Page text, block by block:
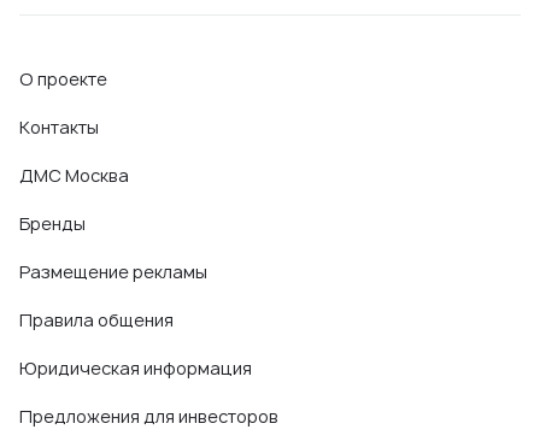
О проекте
Контакты
ДМС Москва
Бренды
Размещение рекламы
Правила общения
Юридическая информация
Предложения для инвесторов